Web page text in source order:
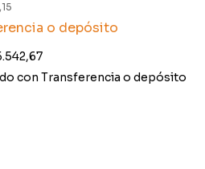
o depósito
con Transferencia o depósito